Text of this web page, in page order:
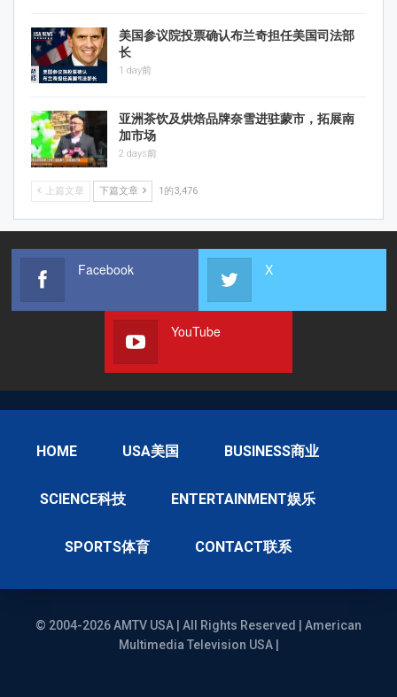
美国参议院投票确认布兰奇担任美国司法部
长
1 day前
亚洲茶饮及烘焙品牌奈雪进驻蒙市，拓展南
加市场
2 days前
上篇文章 下篇文章 1的3,476
Facebook X
YouTube
HOME USA美国 BUSINESS商业
SCIENCE科技 ENTERTAINMENT娱乐
SPORTS体育 CONTACT联系
© 2004-2026 AMTV USA | All Rights Reserved | American
Multimedia Television USA |